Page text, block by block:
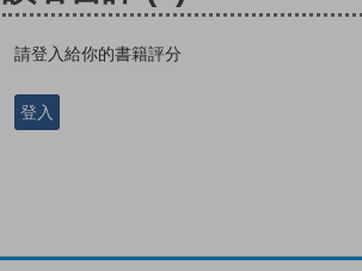
請登入給你的書籍評分
登入